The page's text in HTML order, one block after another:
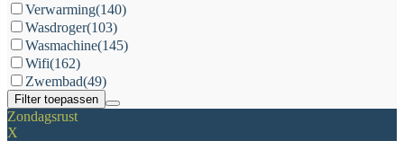
Verwarming(140)
Wasdroger(103)
Wasmachine(145)
Wifi(162)
Zwembad(49)
Filter toepassen
Zondagsrust
X